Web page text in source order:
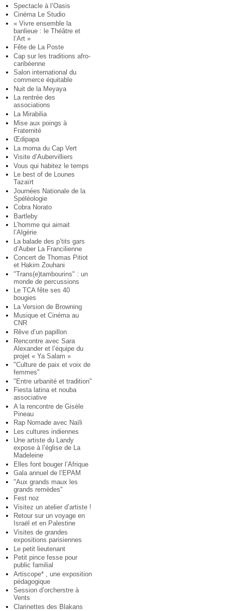
Spectacle à l’Oasis
Cinéma Le Studio
« Vivre ensemble la
banlieue : le Théâtre et
l’Art »
Fête de La Poste
Cap sur les traditions afro-
caribéenne
Salon international du
commerce équitable
Nuit de la Meyaya
La rentrée des
associations
La Mirabilia
Mise aux poings à
Fraternité
Œdipapa
La morna du Cap Vert
Visite d’Aubervilliers
Vous qui habitez le temps
Le best of de Lounes
Tazaïrt
Journées Nationale de la
Spéléologie
Cobra Norato
Bartleby
L’homme qui aimait
l’Algérie
La balade des p’tits gars
d’Auber La Francilienne
Concert de Thomas Pitiot
et Hakim Zouhani
"Trans(e)tambourins" : un
monde de percussions
Le TCA fête ses 40
bougies
La Version de Browning
Musique et Cinéma au
CNR
Rêve d’un papillon
Rencontre avec Sara
Alexander et l’équipe du
projet « Ya Salam »
"Culture de paix et voix de
femmes"
"Entre urbanité et tradition"
Fiesta latina et nouba
associative
A la rencontre de Gisèle
Pineau
Rap Nomade avec Naïli
Les cultures indiennes
Une artiste du Landy
expose à l’église de La
Madeleine
Elles font bouger l’Afrique
Gala annuel de l’EPAM
"Aux grands maux les
grands remèdes"
Fest noz
Visitez un atelier d’artiste !
Retour sur un voyage en
Israël et en Palestine
Visites de grandes
expositions parisiennes
Le petit lieutenant
Petit pince fesse pour
public familial
Artiscope* , une exposition
pédagogique
Session d’orcherstre à
Vents
Clarinettes des Blakans